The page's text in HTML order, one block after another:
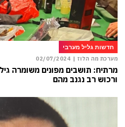
חדשות גליל מערבי
מערכת מה הלוז | 02/07/2024
מרתיח: תושבים מפונים משומרה
ורכוש רב נגנב מהם